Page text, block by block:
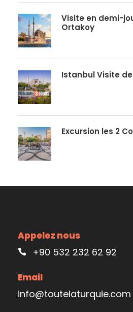
Visite en demi-
Ortakoy
Istanbul Visite
Excursion les 2
Appelez nous
+90 532 232 62 92
Email
info@toutelaturquie.com